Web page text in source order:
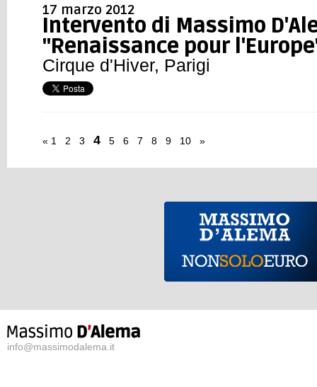
17 marzo 2012
Intervento di Massimo
"Renaissance pour
Cirque d'Hiver, Parigi
« 1 2 3 4 5 6 7 8 9 10 »
info@massimodalema.it